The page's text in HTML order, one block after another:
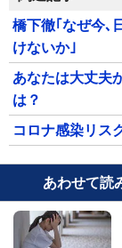
橋下徹｢なぜ今､
けないか｣
あなたは大丈夫
は？
コロナ感染リス
あわせて読